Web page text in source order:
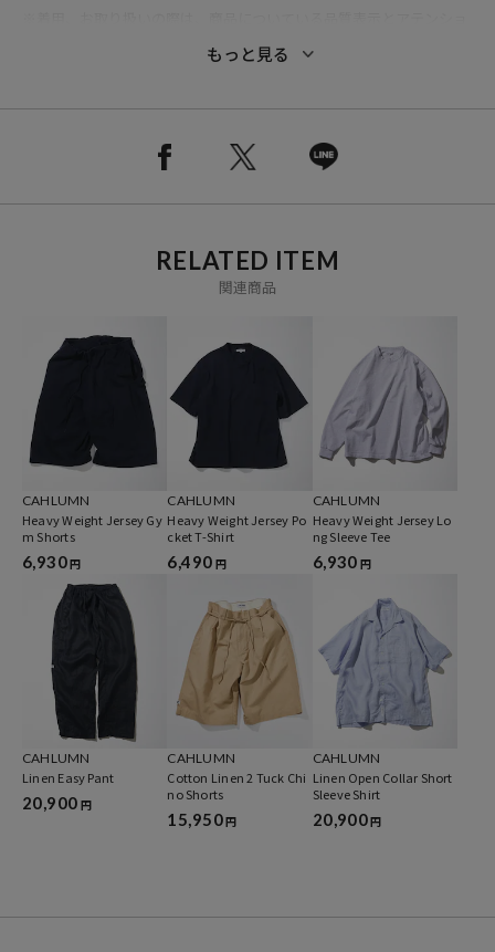
【CAHLUMN/カウラム】
もっと見る
RELATED ITEM
関連商品
CAHLUMN
Heavy Weight Jersey Gy
m Shorts
6,930円
CAHLUMN
Heavy Weight Jersey Po
cket T-Shirt
6,490 円
CAHLUMN
Heavy Weight Jersey Lo
ng Sleeve Tee
6,930 円
CAHLUMN
Linen Easy Pant
20,900 円
CAHLUMN
Cotton Linen 2 Tuck Chi
no Shorts
15,950円
CAHLUMN
Linen Open Collar Short
Sleeve Shirt
20,900円